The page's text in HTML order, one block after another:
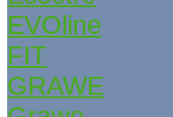
EVOline
FIT
GRAWE